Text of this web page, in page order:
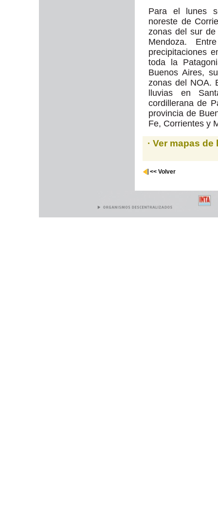
Para el lunes
noreste de
zonas del sur
Mendoza.
precipitaciones
toda la
Buenos Aires,
zonas del NOA.
lluvias en
cordillerana de
provincia de
Fe, Corrientes y
· Ver mapas
<< Volver